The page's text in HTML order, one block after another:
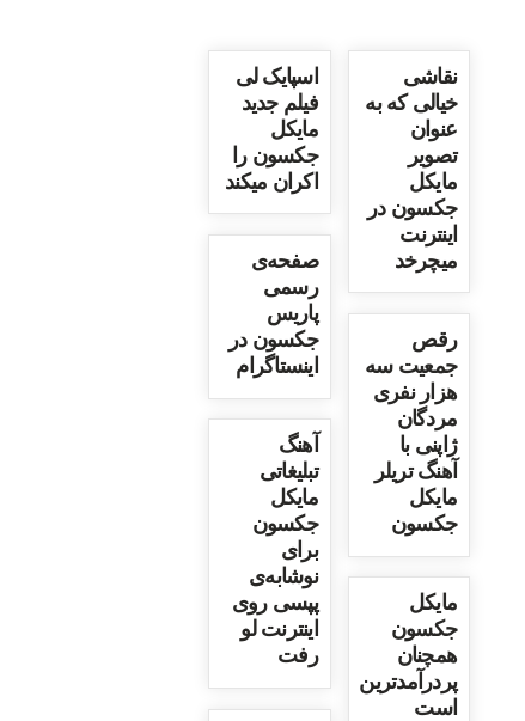
اسپایک لی
فیلم جدید
مایکل
جکسون را
اکران میکند
نقاشی
خیالی که به
عنوان
تصویر
مایکل
جکسون در
اینترنت
میچرخد
صفحه‌ی
رسمی
پاریس
جکسون در
اینستاگرام
رقص
جمعیت سه
هزار نفری
مردگان
ژاپنی با
آهنگ تریلر
مایکل
جکسون
آهنگ
تبلیغاتی
مایکل
جکسون
برای
نوشابه‌ی
پپسی روی
اینترنت لو
رفت
مایکل
جکسون
همچنان
پردرآمدترین
است